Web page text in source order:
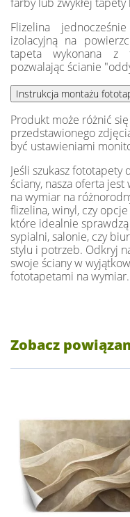
Flizelina
izolacyjną na
tapeta wykonana z
pozwalając ścianie
Produkt może różnić
przedstawionego
być ustawieniami
Jeśli szukasz
ściany, nasza oferta
na wymiar na
flizelina, winyl, czy
które idealnie
sypialni, salonie, czy
stylu i potrzeb. Odkryj
swoje ściany w
fototapetami na wymiar.
Zobacz